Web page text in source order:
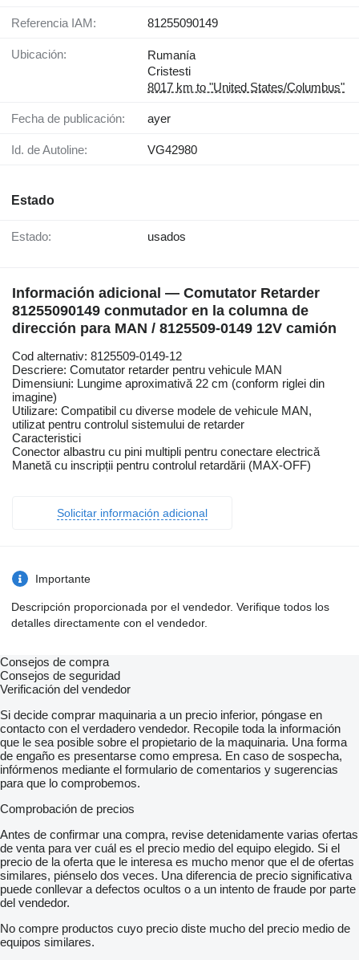
Referencia IAM: 81255090149
Ubicación:
Rumanía
Cristesti
8017 km to "United States/Columbus"
Fecha de publicación: ayer
Id. de Autoline: VG42980
Estado
Estado: usados
Información adicional — Comutator Retarder
81255090149 conmutador en la columna de
dirección para MAN / 8125509-0149 12V camión
Cod alternativ: 8125509-0149-12
Descriere: Comutator retarder pentru vehicule MAN
Dimensiuni: Lungime aproximativă 22 cm (conform riglei din
imagine)
Utilizare: Compatibil cu diverse modele de vehicule MAN,
utilizat pentru controlul sistemului de retarder
Caracteristici
Conector albastru cu pini multipli pentru conectare electrică
Manetă cu inscripții pentru controlul retardării (MAX-OFF)
Solicitar información adicional
Importante
Descripción proporcionada por el vendedor. Verifique todos los
detalles directamente con el vendedor.
Consejos de compra
Consejos de seguridad
Verificación del vendedor
Si decide comprar maquinaria a un precio inferior, póngase en
contacto con el verdadero vendedor. Recopile toda la información
que le sea posible sobre el propietario de la maquinaria. Una forma
de engaño es presentarse como empresa. En caso de sospecha,
infórmenos mediante el formulario de comentarios y sugerencias
para que lo comprobemos.
Comprobación de precios
Antes de confirmar una compra, revise detenidamente varias ofertas
de venta para ver cuál es el precio medio del equipo elegido. Si el
precio de la oferta que le interesa es mucho menor que el de ofertas
similares, piénselo dos veces. Una diferencia de precio significativa
puede conllevar a defectos ocultos o a un intento de fraude por parte
del vendedor.
No compre productos cuyo precio diste mucho del precio medio de
equipos similares.